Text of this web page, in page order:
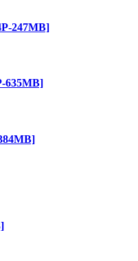
247MB]
635MB]